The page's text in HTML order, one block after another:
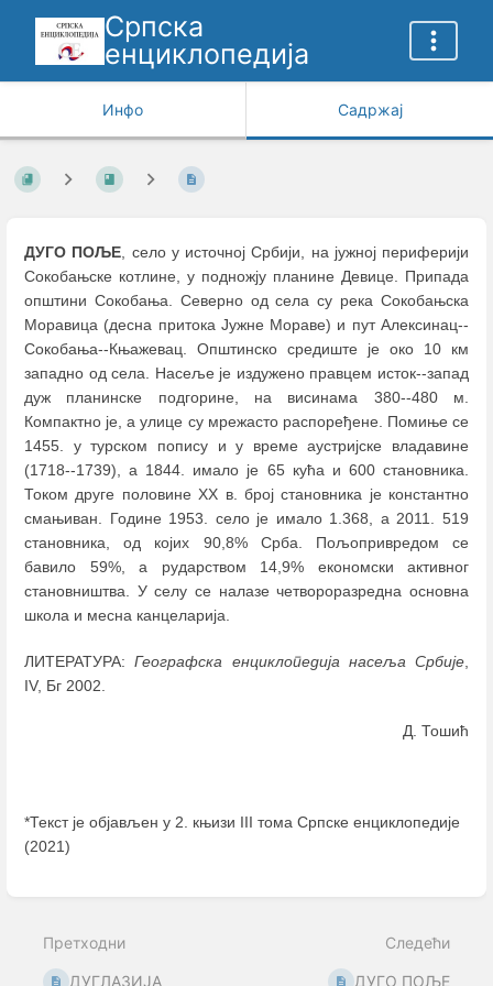
Српска
енциклопедија
Инфо Садржај
ДУГО ПОЉЕ, село у источној Србији, на јужној периферији
Сокобањске котлине, у подножју планине Девице. Припада
општини Сокобања. Северно од села су река Сокобањска
Моравица (десна притока Јужне Мораве) и пут Алексинац--
Сокобања--Књажевац. Општинско средиште је око 10 км
западно од села. Насеље је издужено правцем исток--запад
дуж планинске подгорине, на висинама 380--480 м.
Компактно је, а улице су мрежасто распоређене. Помиње се
1455. у турском попису и у време аустријске владавине
(1718--1739), а 1844. имало је 65 кућа и 600 становника.
Током друге половине XX в. број становника је константно
смањиван. Године 1953. село је имало 1.368, а 2011. 519
становника, од којих 90,8% Србa. Пољопривредом се
бавило 59%, а рударством 14,9% економски активног
становништва. У селу се налазе четвороразредна основна
школа и месна канцеларија.
ЛИТЕРАТУРА:Географска енциклопедија насеља Србије
IV, Бг 2002.
Д. Тошић
*Текст је објављен у 2. књизи III тома Српске енциклопедије
(2021)
mode
Претходни
ДУГЛАЗИЈА
Следећи
ДУГО ПОЉЕ